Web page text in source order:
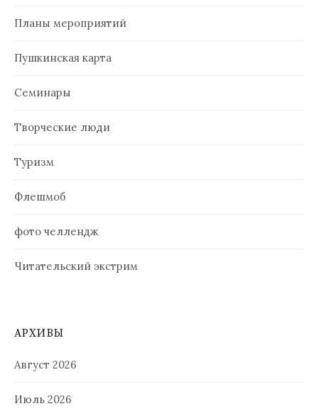
Планы мероприятий
Пушкинская карта
Семинары
Творческие люди
Туризм
Флешмоб
фото челлендж
Читательский экстрим
АРХИВЫ
Август 2026
Июль 2026